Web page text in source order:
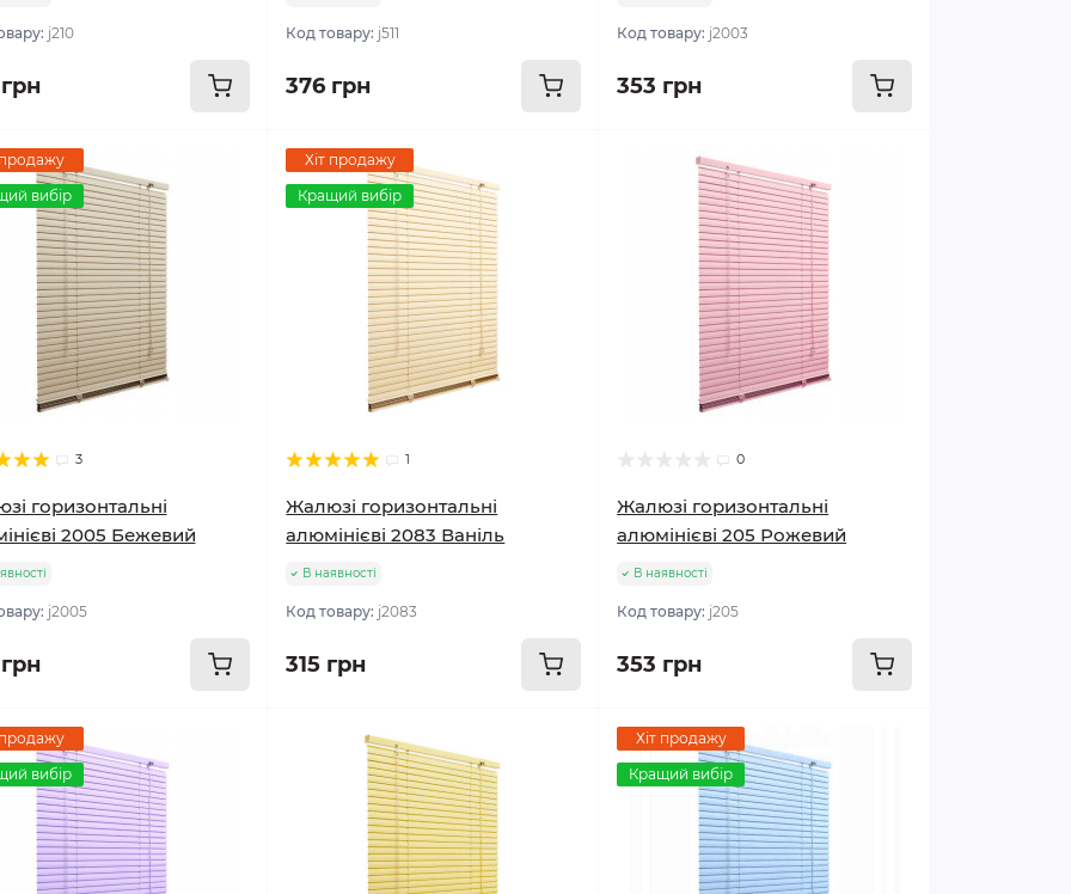
j210 Код товару: j511
376 грн
Код товару: j2003
353 грн
продажу
вибір
3
горизонтальні
2005 Бежевий
j2005
Хіт продажу
Кращий вибір
1
Жалюзі горизонтальні
алюмінієві 2083 Ваніль
В наявності
Код товару: j2083
315 грн
0
Жалюзі горизонтальні
алюмінієві 205 Рожевий
В наявності
Код товару: j205
353 грн
продажу
вибір
Хіт продажу
Кращий вибір